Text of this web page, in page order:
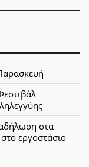
στα
εργοστάσιο